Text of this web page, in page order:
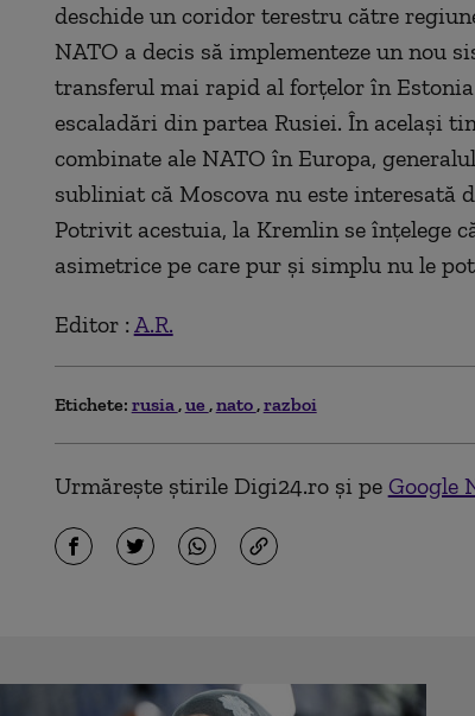
deschide un coridor terestru către
NATO a decis să implementeze un nou
transferul mai rapid al forțelor în
escaladări din partea Rusiei. În același
combinate ale NATO în Europa,
subliniat că Moscova nu este interesată
Potrivit acestuia, la Kremlin se înțelege
asimetrice pe care pur și simplu nu le pot
Editor : A.R.
Etichete: rusia ue nato razboi
Urmărește știrile Digi24.ro și pe Google